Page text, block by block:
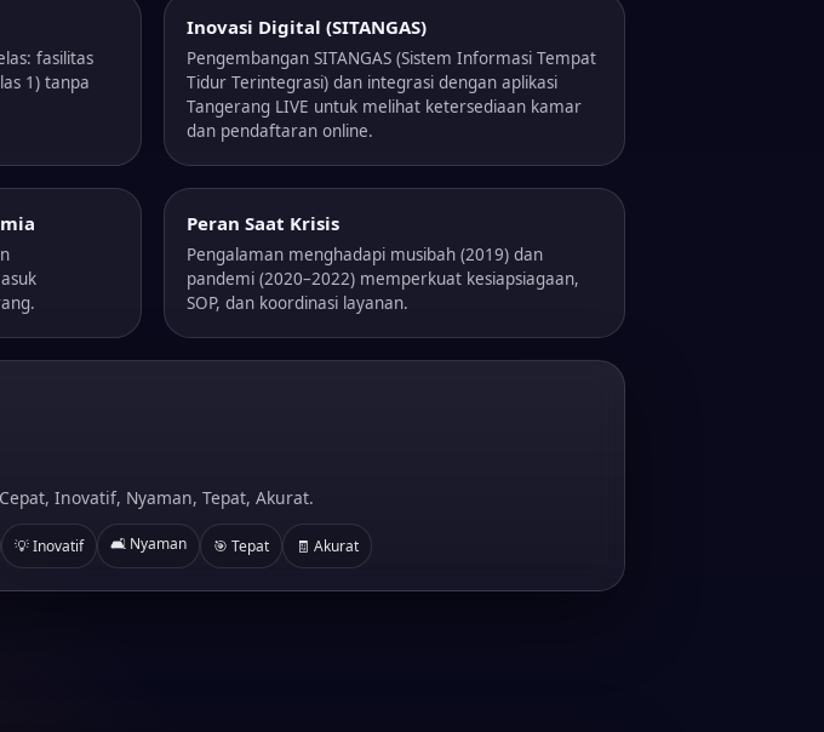
fasilitas
1) tanpa
Inovasi Digital (SITANGAS)
Pengembangan SITANGAS (Sistem Informasi Tempat
Tidur Terintegrasi) dan integrasi dengan aplikasi
Tangerang LIVE untuk melihat ketersediaan kamar
dan pendaftaran online.
Peran Saat Krisis
Pengalaman menghadapi musibah (2019) dan
pandemi (2020–2022) memperkuat kesiapsiagaan,
SOP, dan koordinasi layanan.
Inovatif, Nyaman, Tepat, Akurat.
💡 Inovatif 🛋️ Nyaman 🎯 Tepat 🧾 Akurat